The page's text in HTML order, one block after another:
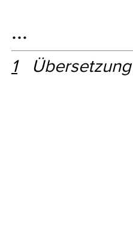
…
1Übersetzung